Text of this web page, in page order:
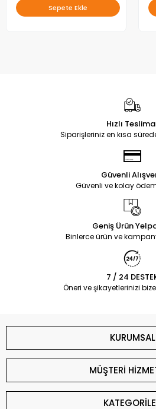
Sepete Ekle
Hızlı
Siparişleriniz en kısa
Güvenli
Güvenli ve kolay
Geniş Ürün
Binlerce ürün ve
7 / 24
Öneri ve şikayetlerinizi
KURUMSAL
MÜŞTERİ